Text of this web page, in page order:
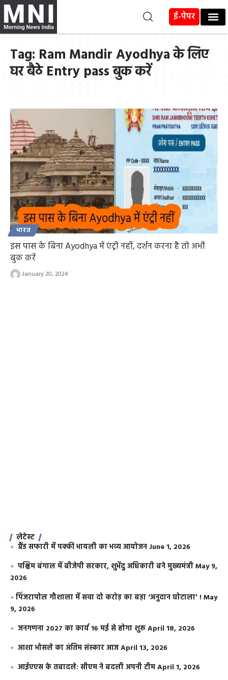
ई-पेपर
Tag: Ram Mandir Ayodhya के लिए
घर बैठे Entry pass बुक करें
भारत
इस पास के बिना Ayodhya में एंट्री नहीं, दर्शन करना है तो अभी
बुक करें
January 20, 2024
लेटेस्ट
ग्रैंड सफारी में पक्की भायली का भव्य आयोजन June 1, 2026
पश्चिम बंगाल में बीजेपी सरकार, शुभेंदु अधिकारी बने मुख्यमंत्रीMay 9,
2026
​पिंजरापोल गौशाला में सवा दो करोड़ का बड़ा ‘अनुदान घोटाला’ !May
9, 2026
जनगणना 2027 का कार्य 16 मई से होगा शुरूApril 18, 2026
आशा भोसले का अंतिम संस्कार आजApril 13, 2026
आईएएस के तबादले: सीएम ने बदली अपनी टीमApril 1, 2026